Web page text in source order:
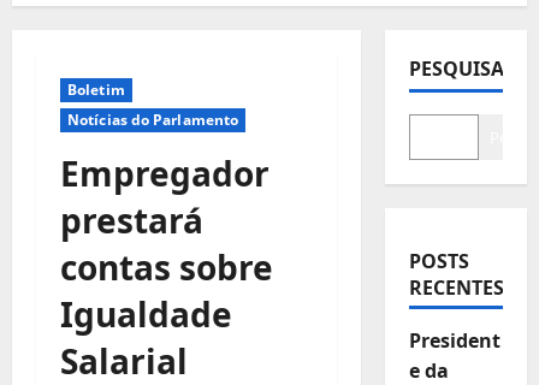
Boletim
Notícias do Parlamento
Empregador
prestará
contas sobre
Igualdade
Salarial
PESQUISAR
POSTS
RECENTES
President
e da